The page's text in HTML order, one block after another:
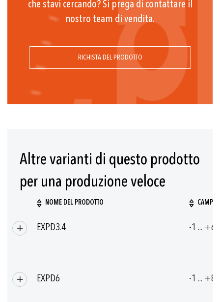
che stavi cercando? Si prega di contattare il
nostro team di vendita.
RICHISTA DEL PRODOTTO
Altre varianti di questo prodotto
per una produzione veloce
raggruppati
NOME DEL PRODOTTO CAMPO
EXPD3.4 -1 ... +6
EXPD6 -1 ... +8